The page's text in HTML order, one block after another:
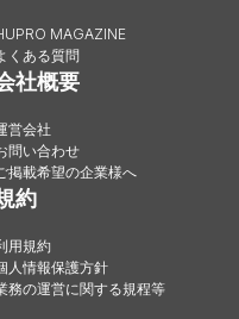
MAGAZINE
くある質問
社概要
営会社
問い合わせ
掲載希望の企業様へ
約
用規約
人情報保護方針
務の運営に関する規程等